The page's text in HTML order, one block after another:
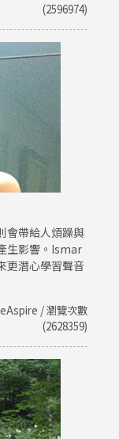
(2596974)
會帶給人煩躁與
生影響。Ismar
更潛心學習聲音
/ 瀏覽次數
(2628359)